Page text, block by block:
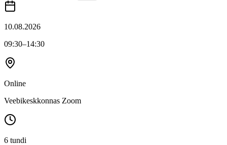
10.08.2026
09:30–14:30
Online
Veebikeskkonnas Zoom
6 tundi